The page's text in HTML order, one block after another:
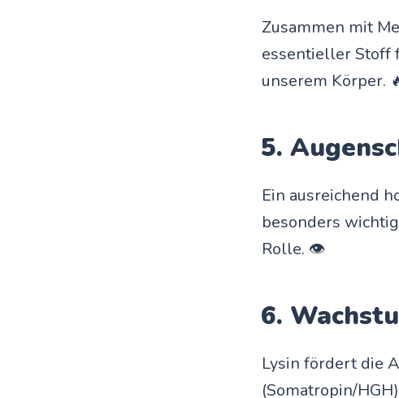
Zusammen mit
essentieller Stoff
unserem Körper.
5.
Ein ausreichend
besonders
Rolle. 👁️
6.
Lysin fördert die
(Somatropin/